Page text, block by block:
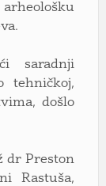
saradnji
tehničkoj,
došlo
dr Preston
Rastuša,